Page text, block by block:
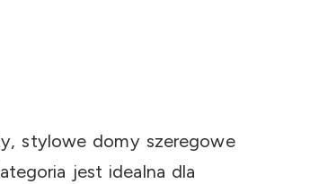
stylowe domy szeregowe
jest idealna dla